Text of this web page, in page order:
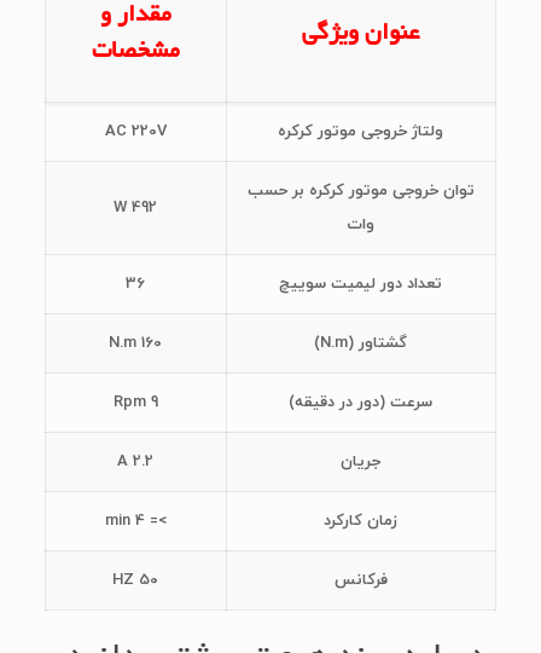
عنوان ویژگی
مقدار و
مشخصات
ولتاژ خروجی موتور کرکره AC 220V
توان خروجی موتور کرکره بر حسب
وات
492 W
تعداد دور لیمیت سوییچ 36
گشتاور (N.m) 160 N.m
سرعت (دور در دقیقه) 9 Rpm
جریان 2.2 A
زمان کارکرد >= 4 min
فرکانس 50 HZ